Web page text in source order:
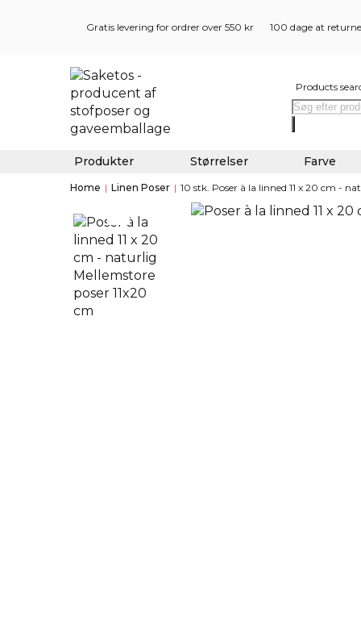
Gratis levering for ordrer over 550 kr 100 dage at
Products
Produkter Størrelser Farve
Home | Linen Poser | 10 stk. Poser à la linned 11 x 20 cm -